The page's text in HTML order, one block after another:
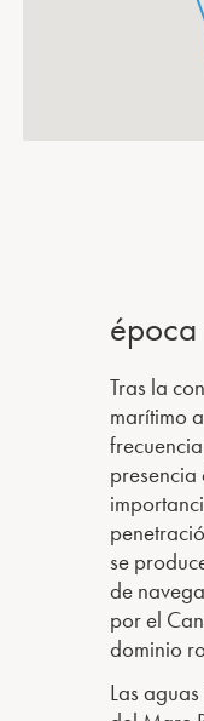
Tras la
marítimo
se
de
por el
dominio
Las